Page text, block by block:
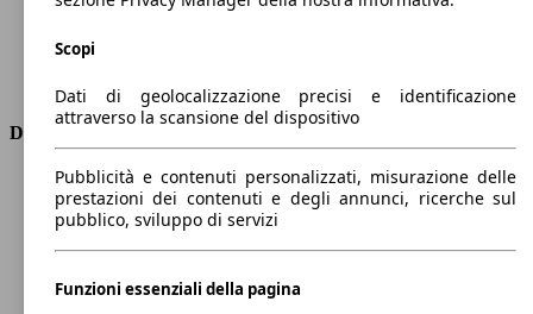
Trasmissione
Dimensioni
Lunghezza
4400 mm
Altezza
1500 mm
Larghezza
Peso massimo
1890 kg
Scopi
Dati di geolocalizzazione precisi e identificazione
attraverso la scansione del dispositivo
Pubblicità e contenuti personalizzati, misurazione delle
prestazioni dei contenuti e degli annunci, ricerche sul
pubblico, sviluppo di servizi
Funzioni essenziali della pagina